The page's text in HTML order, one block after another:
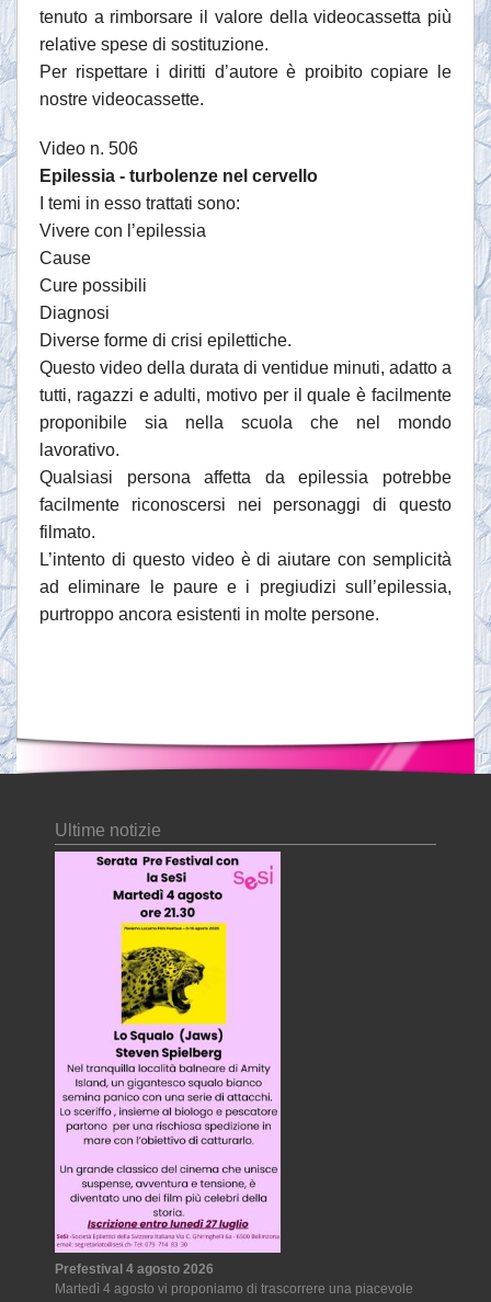
tenuto a rimborsare il valore della videocassetta più
relative spese di sostituzione.
Per rispettare i diritti d’autore è proibito copiare le
nostre videocassette.
Video n. 506
Epilessia - turbolenze nel cervello
I temi in esso trattati sono:
Vivere con l’epilessia
Cause
Cure possibili
Diagnosi
Diverse forme di crisi epilettiche.
Questo video della durata di ventidue minuti, adatto a
tutti, ragazzi e adulti, motivo per il quale è facilmente
proponibile sia nella scuola che nel mondo
lavorativo.
Qualsiasi persona affetta da epilessia potrebbe
facilmente riconoscersi nei personaggi di questo
filmato.
L’intento di questo video è di aiutare con semplicità
ad eliminare le paure e i pregiudizi sull’epilessia,
purtroppo ancora esistenti in molte persone.
Ultime notizie
Prefestival 4 agosto 2026
Martedì 4 agosto vi proponiamo di trascorrere una piacevole